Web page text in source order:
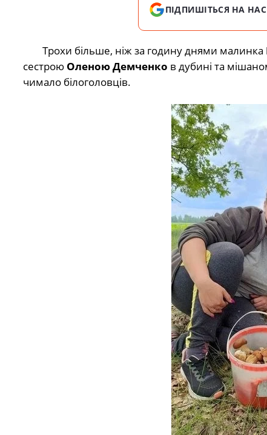
ПІДПИШІТЬСЯ НА НАС
Трохи більше, ніж за годину днями малинка
сестрою Оленою Демченко в дубині та
чимало білоголовців.